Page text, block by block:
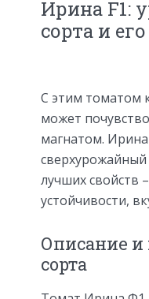
Ирина F1:
сорта и
C этим томатом
может
магнатом.
лучших свойств
устойчивости,
Описание и
сорта